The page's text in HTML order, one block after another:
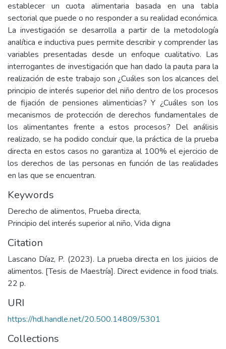
establecer un cuota alimentaria basada en una tabla
sectorial que puede o no responder a su realidad económica.
La investigación se desarrolla a partir de la metodología
analítica e inductiva pues permite describir y comprender las
variables presentadas desde un enfoque cualitativo. Las
interrogantes de investigación que han dado la pauta para la
realización de este trabajo son ¿Cuáles son los alcances del
principio de interés superior del niño dentro de los procesos
de fijación de pensiones alimenticias? Y ¿Cuáles son los
mecanismos de protección de derechos fundamentales de
los alimentantes frente a estos procesos? Del análisis
realizado, se ha podido concluir que, la práctica de la prueba
directa en estos casos no garantiza al 100% el ejercicio de
los derechos de las personas en función de las realidades
en las que se encuentran.
Keywords
Derecho de alimentos, Prueba directa,
Principio del interés superior al niño, Vida digna
Citation
Lascano Díaz, P. (2023). La prueba directa en los juicios de
alimentos. [Tesis de Maestría]. Direct evidence in food trials.
22 p.
URI
https://hdl.handle.net/20.500.14809/5301
Collections